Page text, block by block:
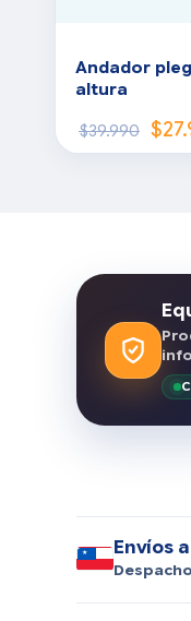
Andador
altura
$39.990 $
Envíos